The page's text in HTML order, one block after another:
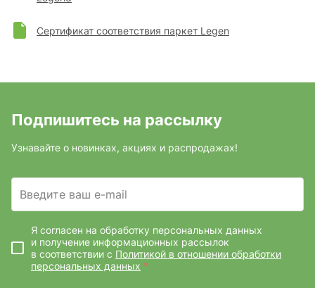
Сертификат соответствия паркет Legen
Подпишитесь на рассылку
Узнавайте о новинках, акциях и распродажах!
Введите ваш e-mail
Я согласен на обработку персональных данных
и получение информационных рассылок
в соответствии с Политикой в отношении обработки
персональных данных *